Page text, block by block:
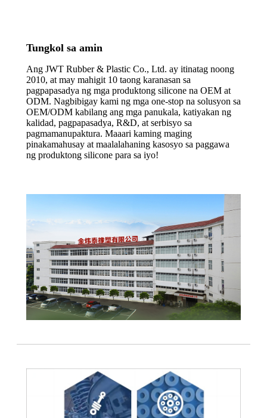
Tungkol sa amin
Ang JWT Rubber & Plastic Co., Ltd. ay itinatag noong
2010, at may mahigit 10 taong karanasan sa
pagpapasadya ng mga produktong silicone na OEM at
ODM. Nagbibigay kami ng mga one-stop na solusyon sa
OEM/ODM kabilang ang mga panukala, katiyakan ng
kalidad, pagpapasadya, R&D, at serbisyo sa
pagmamanupaktura. Maaari kaming maging
pinakamahusay at maalalahaning kasosyo sa paggawa
ng produktong silicone para sa iyo!